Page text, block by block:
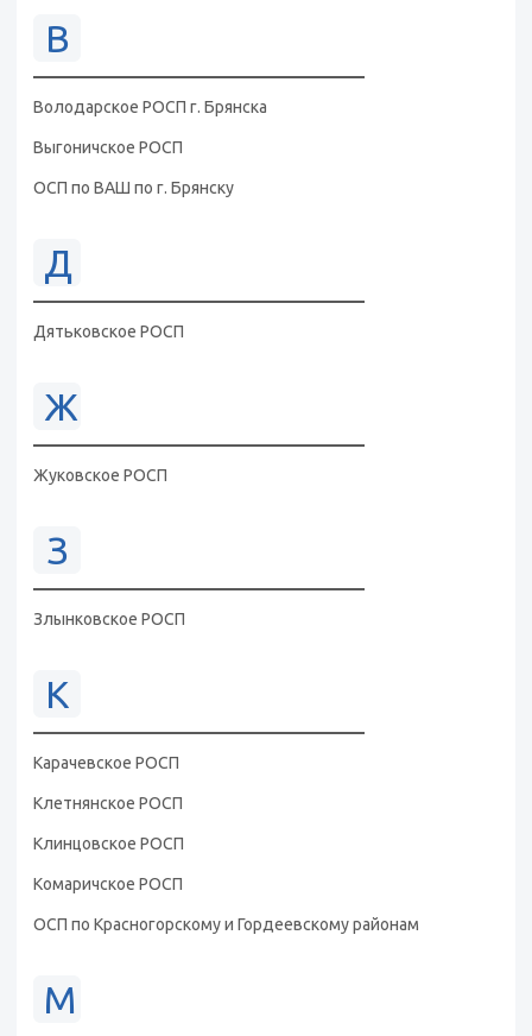
В
Володарское РОСП г. Брянска
Выгоничское РОСП
ОСП по ВАШ по г. Брянску
Д
Дятьковское РОСП
Ж
Жуковское РОСП
З
Злынковское РОСП
К
Карачевское РОСП
Клетнянское РОСП
Клинцовское РОСП
Комаричское РОСП
ОСП по Красногорскому и Гордеевскому районам
М